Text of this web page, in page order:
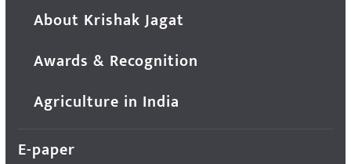
About Krishak Jagat
Awards & Recognition
Agriculture in India
E-paper